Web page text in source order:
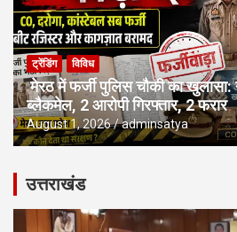
ट्रेंडिंग विविध
मेरठ में फर्जी पुलिस चौकी का खुलासा:
ब्लैकमेल, 2 आरोपी गिरफ्तार, 2 फरार
August 1, 2026 adminsatya
उत्तराखंड